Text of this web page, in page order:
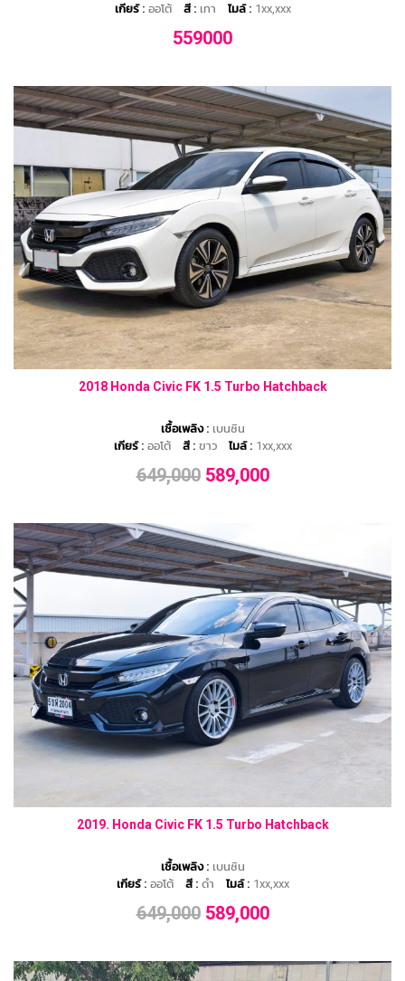
เกียร์ : ออโต้ สี : เทา ไมล์ : 1xx,xxx
559000
2018 Honda Civic FK 1.5 Turbo Hatchback
เชื้อเพลิง : เบนซิน
เกียร์ : ออโต้ สี : ขาว ไมล์ : 1xx,xxx
649,000 589,000
2019. Honda Civic FK 1.5 Turbo Hatchback
เชื้อเพลิง : เบนซิน
เกียร์ : ออโต้ สี : ดำ ไมล์ : 1xx,xxx
649,000 589,000